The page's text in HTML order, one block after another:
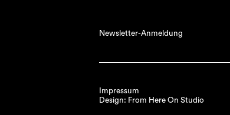
Newsletter-Anmeldung
Impressum
Design: From Here On Studio